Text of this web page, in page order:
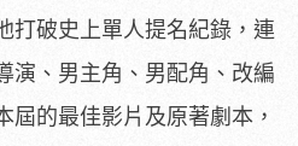
打破史上單人提名紀錄，連
演、男主角、 男配角、改編
屆的最佳影片及原著劇本，